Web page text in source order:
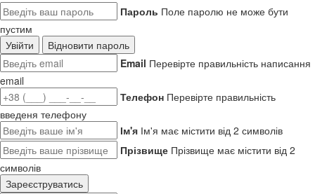
Пароль Поле паролю не може бути
пустим
Увійти
Відновити пароль
Email Перевірте правильність написання
email
Телефон Перевірте правильність
введеня телефону
Ім'я Ім'я має містити від 2 символів
Прізвище Прізвище має містити від 2
символів
Зареєструватись